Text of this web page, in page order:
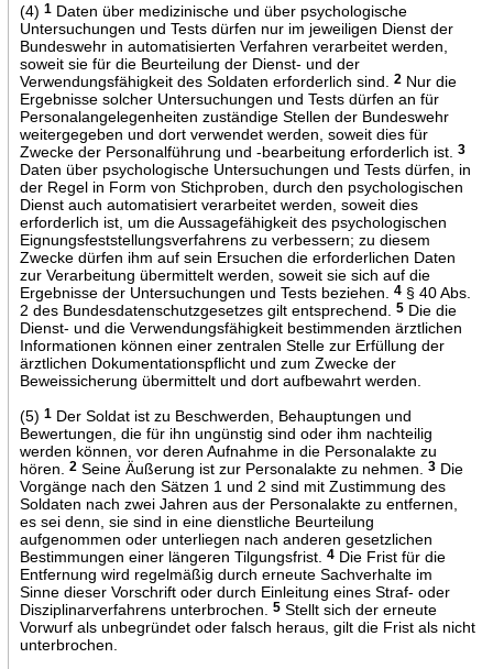
(4) 1Daten über medizinische und über psychologische
Untersuchungen und Tests dürfen nur im jeweiligen Dienst der
Bundeswehr in automatisierten Verfahren verarbeitet werden,
soweit sie für die Beurteilung der Dienst- und der
Verwendungsfähigkeit des Soldaten erforderlich sind.
2Nur die
Ergebnisse solcher Untersuchungen und Tests dürfen an für
Personalangelegenheiten zuständige Stellen der Bundeswehr
weitergegeben und dort verwendet werden, soweit dies für
Zwecke der Personalführung und -bearbeitung erforderlich ist.
3
Daten über psychologische Untersuchungen und Tests dürfen, in
der Regel in Form von Stichproben, durch den psychologischen
Dienst auch automatisiert verarbeitet werden, soweit dies
erforderlich ist, um die Aussagefähigkeit des psychologischen
Eignungsfeststellungsverfahrens zu verbessern; zu diesem
Zwecke dürfen ihm auf sein Ersuchen die erforderlichen Daten
zur Verarbeitung übermittelt werden, soweit sie sich auf die
Ergebnisse der Untersuchungen und Tests beziehen.
4§ 40 Abs.
2 des Bundesdatenschutzgesetzes gilt entsprechend.
5Die die
Dienst- und die Verwendungsfähigkeit bestimmenden ärztlichen
Informationen können einer zentralen Stelle zur Erfüllung der
ärztlichen Dokumentationspflicht und zum Zwecke der
Beweissicherung übermittelt und dort aufbewahrt werden.
(5) 1Der Soldat ist zu Beschwerden, Behauptungen und
Bewertungen, die für ihn ungünstig sind oder ihm nachteilig
werden können, vor deren Aufnahme in die Personalakte zu
hören.
2Seine Äußerung ist zur Personalakte zu nehmen. 3Die
Vorgänge nach den Sätzen 1 und 2 sind mit Zustimmung des
Soldaten nach zwei Jahren aus der Personalakte zu entfernen,
es sei denn, sie sind in eine dienstliche Beurteilung
aufgenommen oder unterliegen nach anderen gesetzlichen
Bestimmungen einer längeren Tilgungsfrist.
4Die Frist für die
Entfernung wird regelmäßig durch erneute Sachverhalte im
Sinne dieser Vorschrift oder durch Einleitung eines Straf- oder
Disziplinarverfahrens unterbrochen.
5Stellt sich der erneute
Vorwurf als unbegründet oder falsch heraus, gilt die Frist als nicht
unterbrochen.